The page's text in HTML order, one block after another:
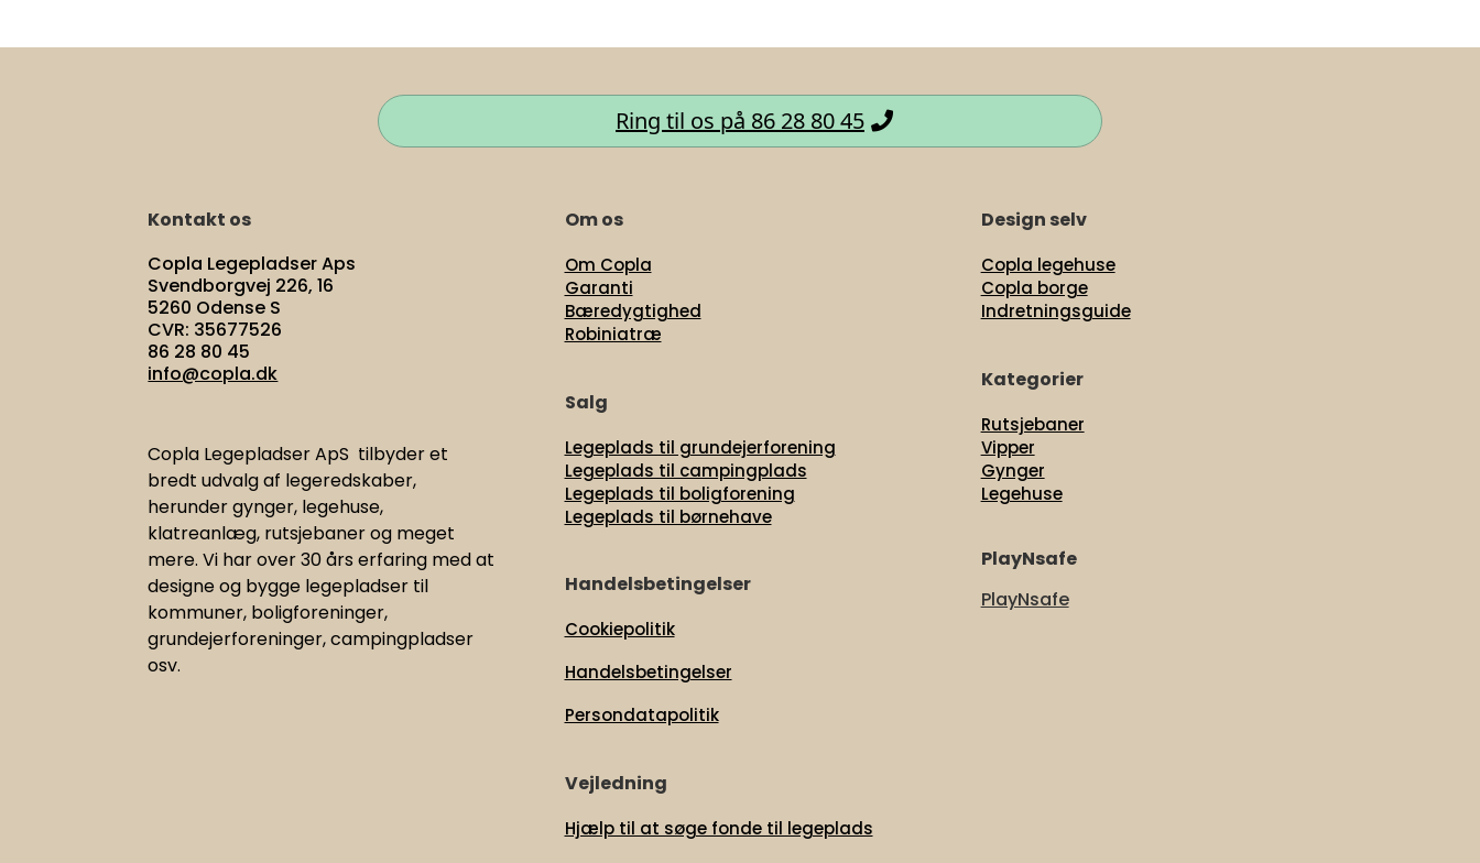
Ring til os på 86 28 80 45
Kontakt os
Copla Legepladser Aps
Svendborgvej 226, 16
5260 Odense S
CVR: 35677526
86 28 80 45
info@copla.dk
Copla Legepladser ApS tilbyder et
bredt udvalg af legeredskaber,
herunder gynger, legehuse,
klatreanlæg, rutsjebaner og meget
mere. Vi harover 30 års erfaring med at
designe og bygge legepladser til
kommuner, boligforeninger,
grundejerforeninger, campingpladser
osv.
Om os
Om Copla
Garanti
Bæredygtighed
Robiniatræ
Salg
Legeplads til grundejerforening
Legeplads til campingplads
Legeplads til boligforening
Legeplads til børnehave
Handelsbetingelser
Cookiepolitik
Handelsbetingelser
Persondatapolitik
Vejledning
Hjælp til at søge fonde til legeplads
Design selv
Copla legehuse
Copla borge
Indretningsguide
Kategorier
Rutsjebaner
Vipper
Gynger
Legehuse
PlayNsafe
PlayNsafe